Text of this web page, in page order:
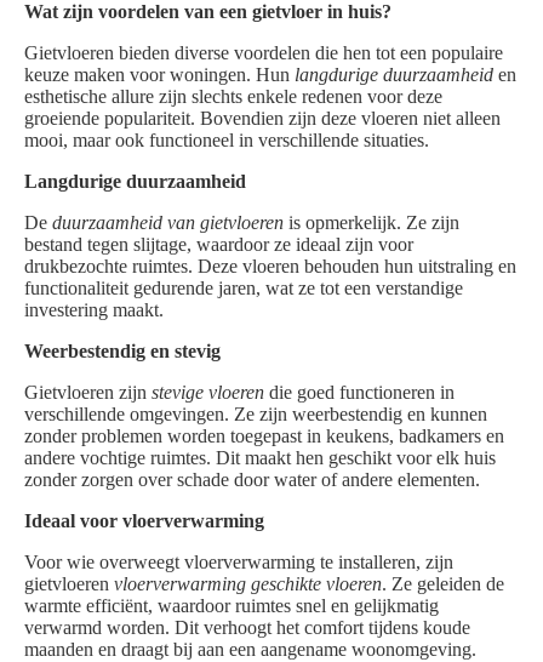
Wat zijn voordelen van een gietvloer in huis?
Gietvloeren bieden diverse voordelen die hen tot een populaire
keuze maken voor woningen. Hun langdurige duurzaamheid en
esthetische allure zijn slechts enkele redenen voor deze
groeiende populariteit. Bovendien zijn deze vloeren niet alleen
mooi, maar ook functioneel in verschillende situaties.
Langdurige duurzaamheid
De duurzaamheid van gietvloeren is opmerkelijk. Ze zijn
bestand tegen slijtage, waardoor ze ideaal zijn voor
drukbezochte ruimtes. Deze vloeren behouden hun uitstraling en
functionaliteit gedurende jaren, wat ze tot een verstandige
investering maakt.
Weerbestendig en stevig
Gietvloeren zijn stevige vloeren die goed functioneren in
verschillende omgevingen. Ze zijn weerbestendig en kunnen
zonder problemen worden toegepast in keukens, badkamers en
andere vochtige ruimtes. Dit maakt hen geschikt voor elk huis
zonder zorgen over schade door water of andere elementen.
Ideaal voor vloerverwarming
Voor wie overweegt vloerverwarming te installeren, zijn
gietvloeren vloerverwarming geschikte vloeren. Ze geleiden de
warmte efficiënt, waardoor ruimtes snel en gelijkmatig
verwarmd worden. Dit verhoogt het comfort tijdens koude
maanden en draagt bij aan een aangename woonomgeving.